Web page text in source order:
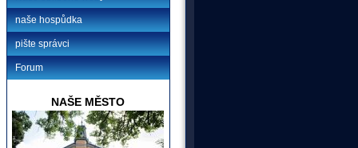
naše hospůdka
pište správci
Forum
NAŠE MĚSTO